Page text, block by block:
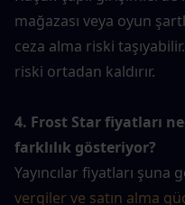
mağazası veya oyun
ceza alma riski
riski ortadan kaldırır.
4. Frost Star fiyatları
farklılık gösteriyor?
Yayıncılar fiyatları şuna
vergiler ve satın alma